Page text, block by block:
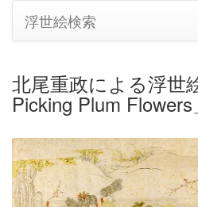
浮世絵検索
北尾重政による浮世
Picking Plum Flowers